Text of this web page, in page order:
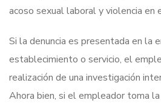
acoso sexual laboral y violencia en
Si la denuncia es presentada en la
establecimiento o servicio, el
realización de una investigación
Ahora bien, si el empleador toma